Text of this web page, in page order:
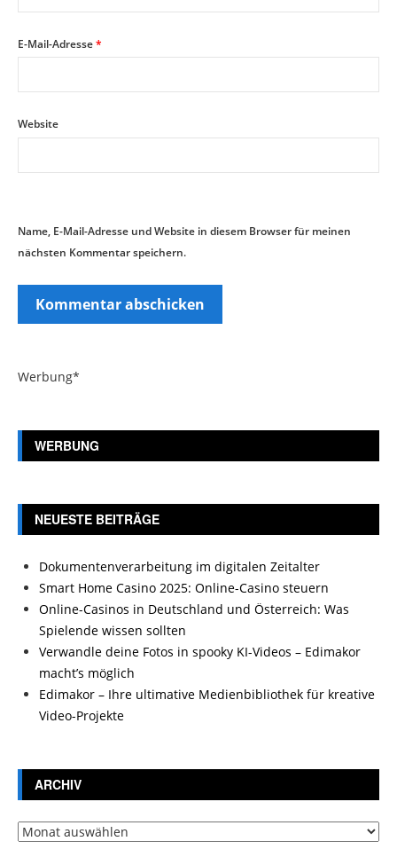
E-Mail-Adresse*
Website
Name, E-Mail-Adresse und Website in diesem Browser für meinen
nächsten Kommentar speichern.
Werbung*
WERBUNG
NEUESTE BEITRÄGE
Dokumentenverarbeitung im digitalen Zeitalter
Smart Home Casino 2025: Online-Casino steuern
Online-Casinos in Deutschland und Österreich: Was
Spielende wissen sollten
Verwandle deine Fotos in spooky KI-Videos – Edimakor
macht’s möglich
Edimakor – Ihre ultimative Medienbibliothek für kreative
Video-Projekte
ARCHIV
Archiv